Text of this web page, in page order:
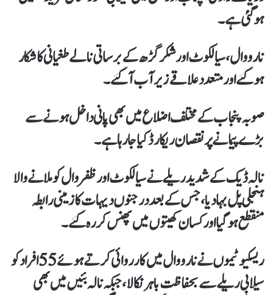
ہوگئی ہے۔
نارووال، سیالکوٹ اور شکرگڑھ کے برساتی نالے طغیانی کا شکار
ہو گئے اور متعدد علاقے زیر آب آگئے۔
صوبہ پنجاب کے مختلف اضلاع میں بھی پانی داخل ہونے سے
بڑے پیمانے پر نقصان ریکارڈ کیا جارہا ہے۔
نالہ ڈیک کے شدید ریلے نے سیالکوٹ اور ظفروال کو ملانے والا
ہنجلی پل بہا دیا، جس کے بعد درجنوں دیہات کا زمینی رابطہ
منقطع ہوگیا اور کسان کھیتوں میں پھنس کر رہ گئے۔
ریسکیو ٹیموں نے نارووال میں کارروائی کرتے ہوئے 55 افراد کو
سیلابی ریلے سے بحفاظت باہر نکالا، جبکہ نالہ بئیں میں بھی